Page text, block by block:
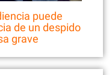
puede
de un despido
grave